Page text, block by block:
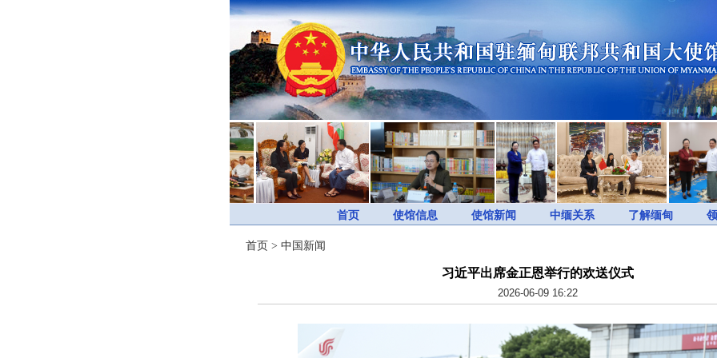
首页 使馆信息 使馆新闻 中缅关系 了解缅甸
首页 > 中国新闻
习近平出席金正恩举行的欢送仪式
2026-06-09 16:22